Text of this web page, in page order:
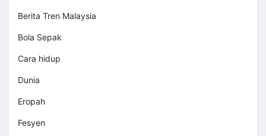
Berita Tren Malaysia
Bola Sepak
Cara hidup
Dunia
Eropah
Fesyen